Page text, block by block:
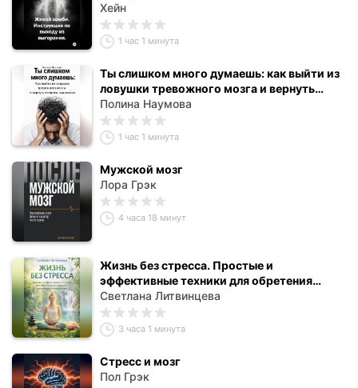
Хейн
1 час 1 минута
Ты слишком много думаешь: как выйти из
ловушки тревожного мозга и вернуть
контроль над жизнью
Полина Наумова
1 час 1 минута
Мужской мозг
Лора Грэк
4 часа 18 минут
Жизнь без стресса. Простые и
эффективные техники для обретения
внутреннего равновесия и спокойствия
Светлана Литвинцева
3 часа 1 минута
Стресс и мозг
Пол Грэк